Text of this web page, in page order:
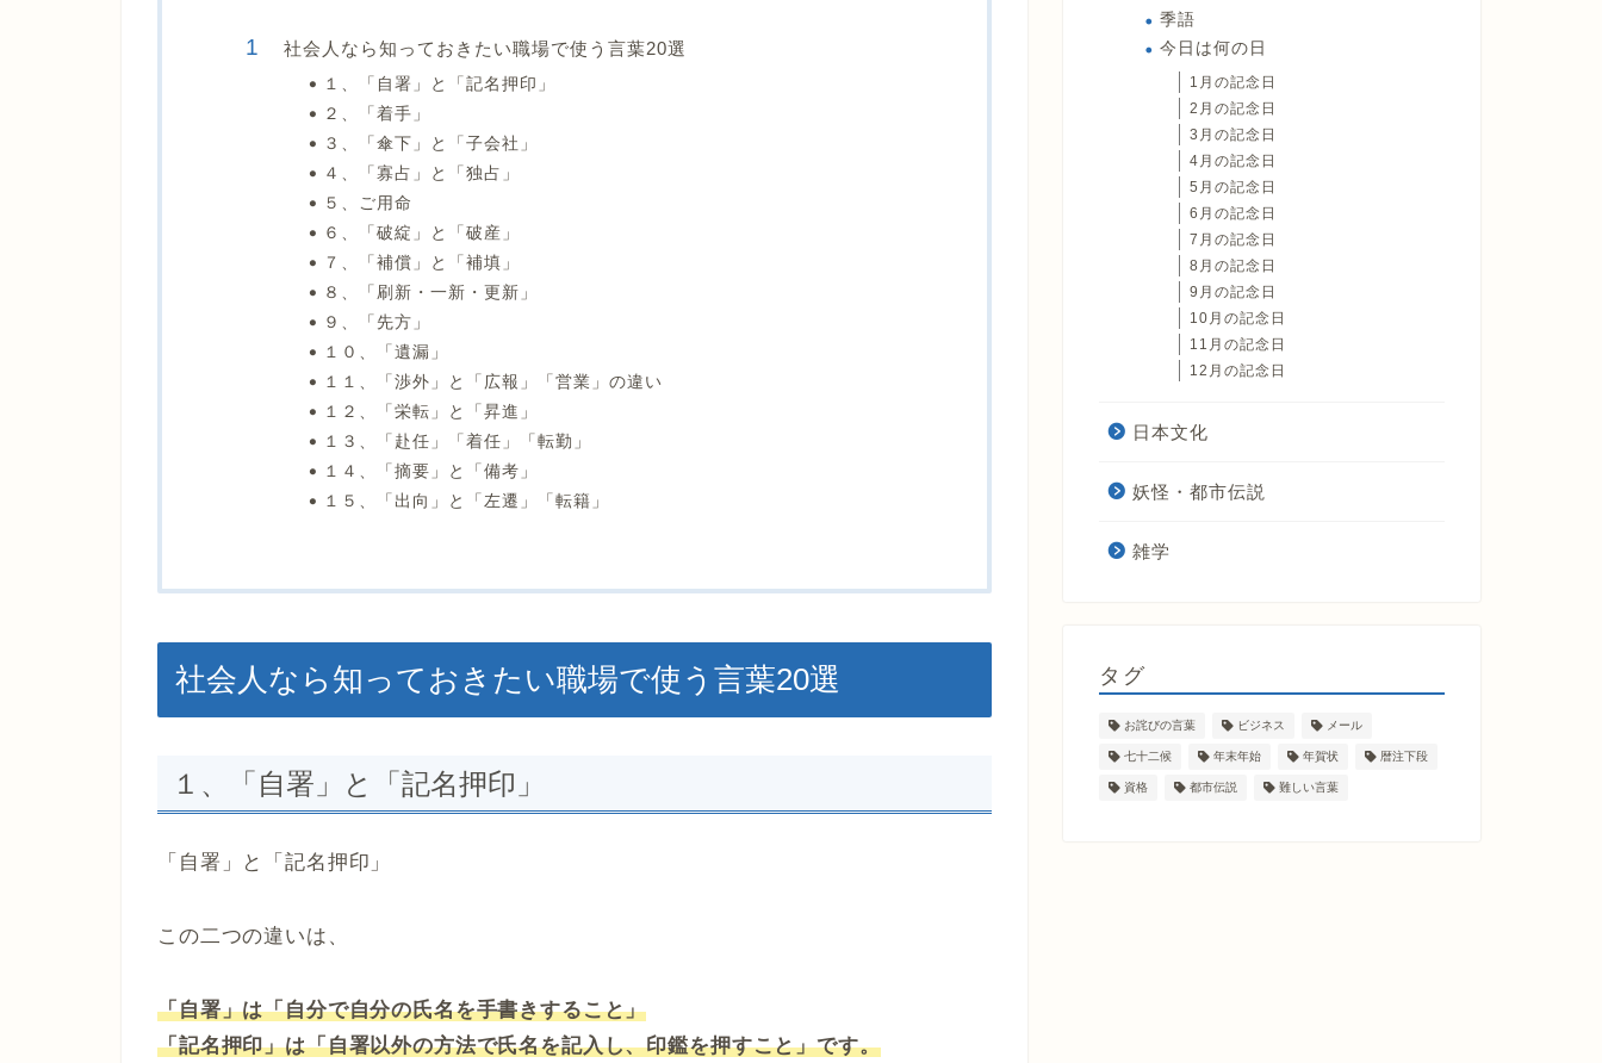
社会人なら知っておきたい職場で使う言葉20選
１、「自署」と「記名押印」
２、「着手」
３、「傘下」と「子会社」
４、「寡占」と「独占」
５、ご用命
６、「破綻」と「破産」
７、「補償」と「補填」
８、「刷新・一新・更新」
９、「先方」
１０、「遺漏」
１１、「渉外」と「広報」「営業」の違い
１２、「栄転」と「昇進」
１３、「赴任」「着任」「転勤」
１４、「摘要」と「備考」
１５、「出向」と「左遷」「転籍」
社会人なら知っておきたい職場で使う言葉20選
１、「自署」と「記名押印」
「自署」と「記名押印」
この二つの違いは、
「自署」は「自分で自分の氏名を手書きすること」
「記名押印」は「自署以外の方法で氏名を記入し、印鑑を押すこと」です。
季語
今日は何の日
1月の記念日
2月の記念日
3月の記念日
4月の記念日
5月の記念日
6月の記念日
7月の記念日
8月の記念日
9月の記念日
10月の記念日
11月の記念日
12月の記念日
日本文化
妖怪・都市伝説
雑学
タグ
お詫びの言葉 ビジネス メール
七十二候 年末年始 年賀状 暦注下段
資格 都市伝説 難しい言葉